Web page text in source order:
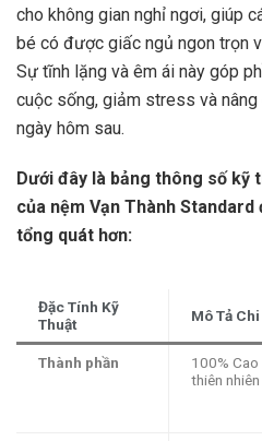
cho không gian nghỉ ngơi, giúp
bé có được giấc ngủ ngon trọn
Sự tĩnh lặng và êm ái này góp
cuộc sống, giảm stress và
ngày hôm sau.
Dưới đây là bảng thông số kỹ
của nệm Vạn Thành
tổng quát hơn:
Đặc Tính Kỹ
Thuật
Mô Tả
Thành phần
100% Cao
thiên nhiên